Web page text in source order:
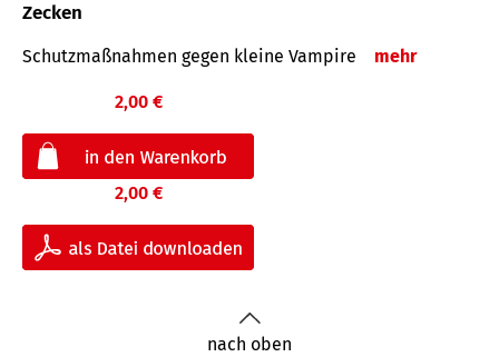
Zecken
Schutz­maß­nahmen gegen kleine Vampire mehr
2,00 €
2,00 €
nach oben